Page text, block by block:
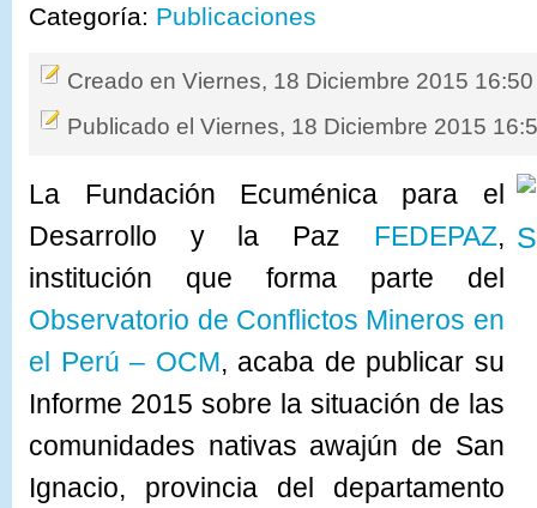
Categoría: Publicaciones
Creado en Viernes, 18 Diciembre 2015 16:50
Publicado el Viernes, 18 Diciembre 2015
La Fundación Ecuménica para el
Desarrollo y la Paz FEDEPAZ,
institución que forma parte del
Observatorio de Conflictos Mineros en
el Perú – OCM, acaba de publicar su
Informe 2015 sobre la situación de las
comunidades nativas awajún de San
Ignacio, provincia del departamento